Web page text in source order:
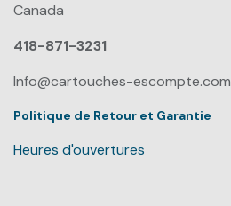
Canada
418-871-3231
Info@cartouches-escompte.com
Politique de Retour et Garantie
Heures d'ouvertures